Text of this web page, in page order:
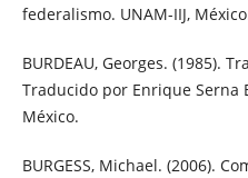
federalismo. UNAM-IIJ,
BURDEAU, Georges. (1985).
Traducido por Enrique Serna
México.
BURGESS, Michael. (2006).